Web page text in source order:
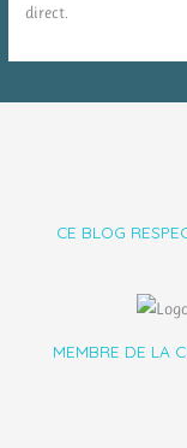
direct.
CE BLOG
MEMBRE DE LA